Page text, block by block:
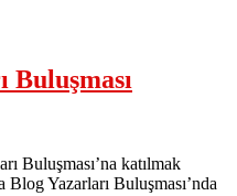
Buluşması
Buluşması’na katılmak
Yazarları Buluşması’nda